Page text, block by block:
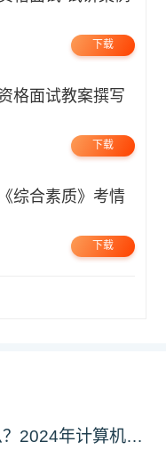
下载
下载
下载
计算机考研不考408考什么？2024年计算机科学与技术专业自命题考试科目汇总